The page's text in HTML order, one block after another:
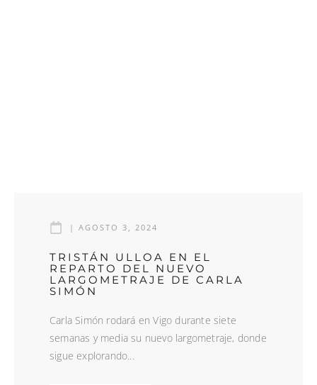
| AGOSTO 3, 2024
TRISTÁN ULLOA EN EL
REPARTO DEL NUEVO
LARGOMETRAJE DE CARLA
SIMÓN
Carla Simón rodará en Vigo durante siete
semanas y media su nuevo largometraje, donde
sigue explorando...